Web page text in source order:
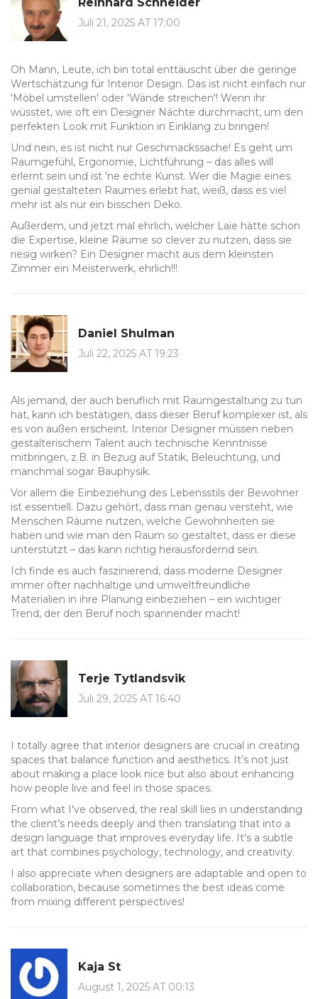
Juli 21, 2025 AT 17:00
Oh Mann, Leute, ich bin total enttäuscht über die geringe
Wertschätzung für Interior Design. Das ist nicht einfach nur
'Möbel umstellen' oder 'Wände streichen'! Wenn ihr
wüsstet, wie oft ein Designer Nächte durchmacht, um den
perfekten Look mit Funktion in Einklang zu bringen!
Und nein, es ist nicht nur Geschmackssache! Es geht um
Raumgefühl, Ergonomie, Lichtführung – das alles will
erlernt sein und ist 'ne echte Kunst. Wer die Magie eines
genial gestalteten Raumes erlebt hat, weiß, dass es viel
mehr ist als nur ein bisschen Deko.
Außerdem, und jetzt mal ehrlich, welcher Laie hätte schon
die Expertise, kleine Räume so clever zu nutzen, dass sie
riesig wirken? Ein Designer macht aus dem kleinsten
Zimmer ein Meisterwerk, ehrlich!!!
Daniel Shulman
Juli 22, 2025 AT 19:23
Als jemand, der auch beruflich mit Raumgestaltung zu tun
hat, kann ich bestätigen, dass dieser Beruf komplexer ist, als
es von außen erscheint. Interior Designer müssen neben
gestalterischem Talent auch technische Kenntnisse
mitbringen, z.B. in Bezug auf Statik, Beleuchtung, und
manchmal sogar Bauphysik.
Vor allem die Einbeziehung des Lebensstils der Bewohner
ist essentiell. Dazu gehört, dass man genau versteht, wie
Menschen Räume nutzen, welche Gewohnheiten sie
haben und wie man den Raum so gestaltet, dass er diese
unterstützt – das kann richtig herausfordernd sein.
Ich finde es auch faszinierend, dass moderne Designer
immer öfter nachhaltige und umweltfreundliche
Materialien in ihre Planung einbeziehen – ein wichtiger
Trend, der den Beruf noch spannender macht!
Terje Tytlandsvik
Juli 29, 2025 AT 16:40
I totally agree that interior designers are crucial in creating
spaces that balance function and aesthetics. It’s not just
about making a place look nice but also about enhancing
how people live and feel in those spaces.
From what I've observed, the real skill lies in understanding
the client’s needs deeply and then translating that into a
design language that improves everyday life. It's a subtle
art that combines psychology, technology, and creativity.
I also appreciate when designers are adaptable and open to
collaboration, because sometimes the best ideas come
from mixing different perspectives!
Kaja St
August 1, 2025 AT 00:13